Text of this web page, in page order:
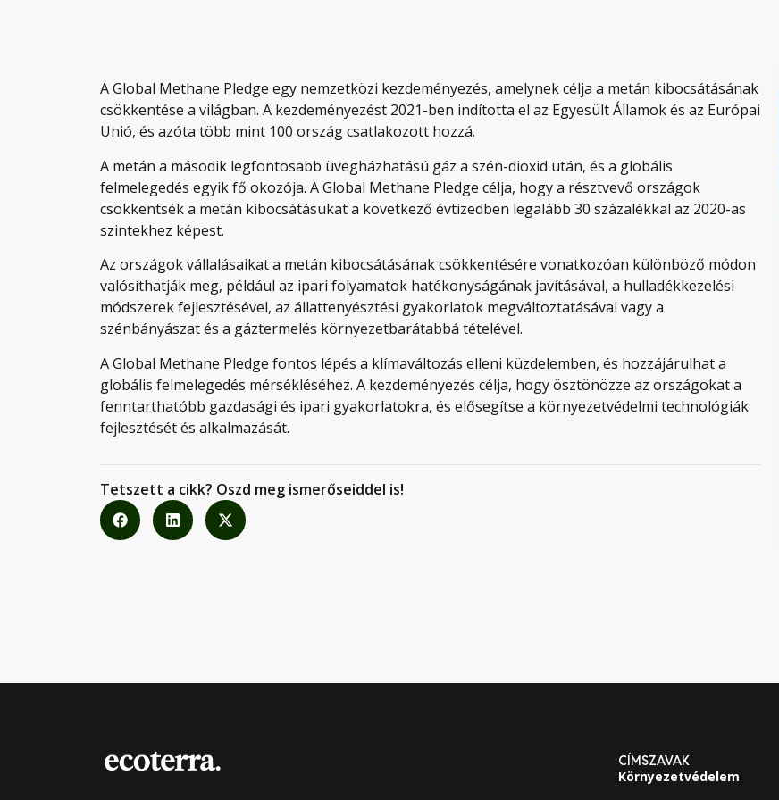
A Global Methane Pledge egy nemzetközi kezdeményezés, amelynek célja a metán kibocsátásának
csökkentése a világban. A kezdeményezést 2021-ben indította el az Egyesült Államok és az Európai
Unió, és azóta több mint 100 ország csatlakozott hozzá.
A metán a második legfontosabb üvegházhatású gáz a szén-dioxid után, és a globális
felmelegedés egyik fő okozója. A Global Methane Pledge célja, hogy a résztvevő országok
csökkentsék a metán kibocsátásukat a következő évtizedben legalább 30 százalékkal az 2020-as
szintekhez képest.
Az országok vállalásaikat a metán kibocsátásának csökkentésére vonatkozóan különböző módon
valósíthatják meg, például az ipari folyamatok hatékonyságának javításával, a hulladékkezelési
módszerek fejlesztésével, az állattenyésztési gyakorlatok megváltoztatásával vagy a
szénbányászat és a gáztermelés környezetbarátabbá tételével.
A Global Methane Pledge fontos lépés a klímaváltozás elleni küzdelemben, és hozzájárulhat a
globális felmelegedés mérsékléséhez. A kezdeményezés célja, hogy ösztönözze az országokat a
fenntarthatóbb gazdasági és ipari gyakorlatokra, és elősegítse a környezetvédelmi technológiák
fejlesztését és alkalmazását.
Tetszett a cikk? Oszd meg ismerőseiddel is!
CÍMSZAVAK
Környezetvédelem